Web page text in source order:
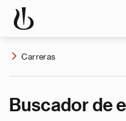
Carreras
Buscador de